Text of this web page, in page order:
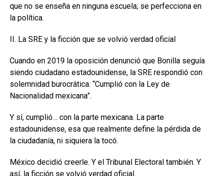
que no se enseña en ninguna escuela; se perfecciona en
la política.
II. La SRE y la ficción que se volvió verdad oficial
Cuando en 2019 la oposición denunció que Bonilla seguía
siendo ciudadano estadounidense, la SRE respondió con
solemnidad burocrática: “Cumplió con la Ley de
Nacionalidad mexicana”.
Y sí, cumplió… con la parte mexicana. La parte
estadounidense, esa que realmente define la pérdida de
la ciudadanía, ni siquiera la tocó.
México decidió creerle. Y el Tribunal Electoral también. Y
así, la ficción se volvió verdad oficial.